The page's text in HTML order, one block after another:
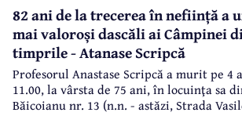
82 ani de la trecerea în neființă a
mai valoroși dascăli ai Câmpinei
timprile - Atanase Scripcă
Profesorul Anastase Scripcă a murit pe 4
11.00, la vârsta de 75 ani, în locuinţa sa
Băicoianu nr. 13 (n.n. - astăzi, Strada